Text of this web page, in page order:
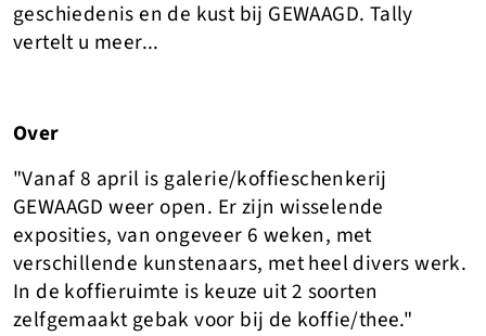
geschiedenis en de kust bij GEWAAGD. Tally
vertelt u meer...
Over
"Vanaf 8 april is galerie/koffieschenkerij
GEWAAGD weer open. Er zijn wisselende
exposities, van ongeveer 6 weken, met
verschillende kunstenaars, met heel divers werk.
In de koffieruimte is keuze uit 2 soorten
zelfgemaakt gebak voor bij de koffie/thee."